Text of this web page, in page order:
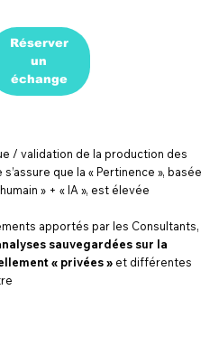
Réserver
un
échange
/ validation de la production des
que la « Pertinence », basée
» + « IA », est élevée
apportés par les Consultants,
sauvegardées sur la
« privées » et différentes